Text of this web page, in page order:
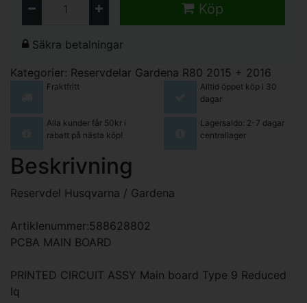
Köp
Säkra betalningar
Kategorier: Reservdelar Gardena R80 2015 + 2016
Fraktfritt
Alltid öppet köp i 30
dagar
Alla kunder får 50kr i
rabatt på nästa köp!
Lagersaldo: 2-7 dagar
centrallager
Beskrivning
Reservdel Husqvarna / Gardena
Artiklenummer:588628802
PCBA MAIN BOARD
PRINTED CIRCUIT ASSY Main board Type 9 Reduced
Iq